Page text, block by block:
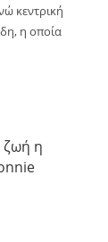
κεντρική
η οποία
ζωή η